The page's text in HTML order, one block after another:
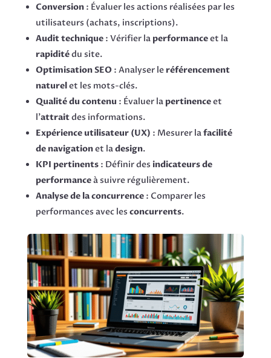
Conversion: Évaluer les actions réalisées par les
utilisateurs (achats, inscriptions).
Audit technique: Vérifier la performanceet la
rapiditédu site.
Optimisation SEO: Analyser le référencement
naturelet les mots-clés.
Qualité du contenu : Évaluer la pertinenceet
l’attraitdes informations.
Expérience utilisateur (UX) : Mesurer lafacilité
de navigationet ladesign.
KPI pertinents: Définir des indicateurs de
performanceà suivre régulièrement.
Analyse de la concurrence: Comparer les
performances avec les concurrents.